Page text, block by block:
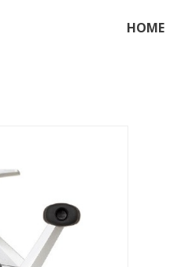
HOME